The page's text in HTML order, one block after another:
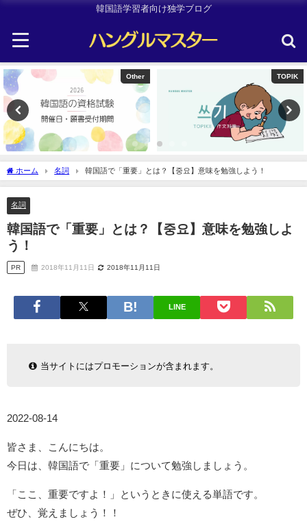
韓国語学習者向け独学ブログ
Other TOPIK
ホーム 名詞 韓国語で「重要」とは？【중요】意味を勉強しよう！
名詞
韓国語で「重要」とは？【중요】意味を勉強しよ
う！
PR 2018年11月11日 2018年11月11日
LINE
当サイトにはプロモーションが含まれます。
2022-08-14
皆さま、こんにちは。
今日は、韓国語で「重要」について勉強しましょう。
「ここ、重要ですよ！」というときに使える単語です。
ぜひ、覚えましょう！！